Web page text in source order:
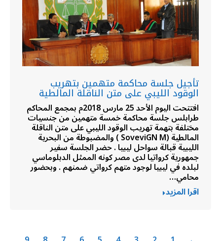
تأجيل جلسة محاكمة متهمين بتهريب
الوقود الليبي على متن الناقلة المالطية
افتتحت اليوم الأحد 25 مارس 2018م بمجمع المحاكم
طرابلس جلسة محاكمة خمسة متهمين من جنسيات
مختلفة بتهمة تهريب الوقود الليبي على متن الناقلة
المالطية (SoveviGN M ) والمضبوطة من البحرية
الليبية قبالة سواحل ليبيا . حضر الجلسة سفير
جمهورية كرواتيا لدى مصر كونه الممثل الدبلوماسي
لبلده في ليبيا لوجود متهم كرواتي ضمنهم . وبحضور
محامي…
اقرا المزيد